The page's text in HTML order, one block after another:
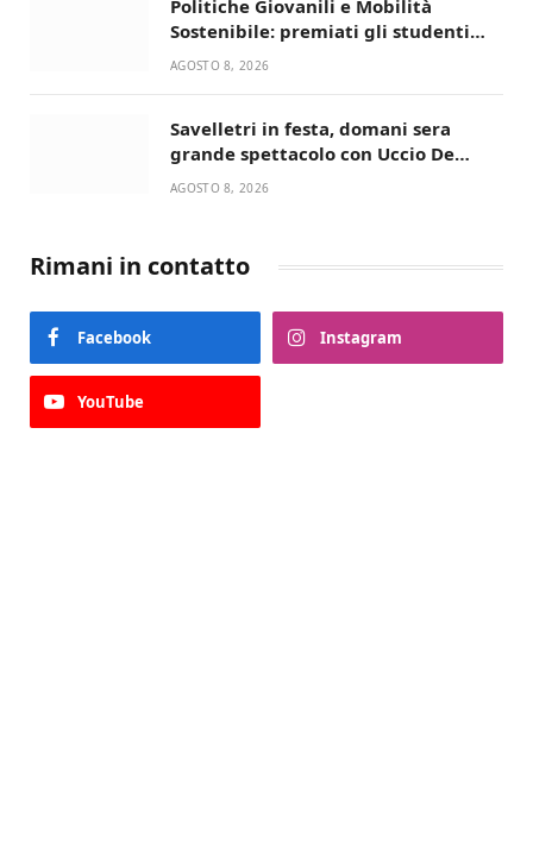
Politiche Giovanili e Mobilità
Sostenibile: premiati gli studenti
universitari del bando “La strada
AGOSTO 8, 2026
Savelletri in festa, domani sera
grande spettacolo con Uccio De
Santis
AGOSTO 8, 2026
Rimani in contatto
Facebook Instagram
YouTube